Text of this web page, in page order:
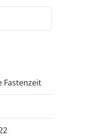
Fastenzeit